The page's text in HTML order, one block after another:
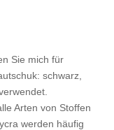
Sie mich für
schwarz,
Arten von Stoffen
werden häufig